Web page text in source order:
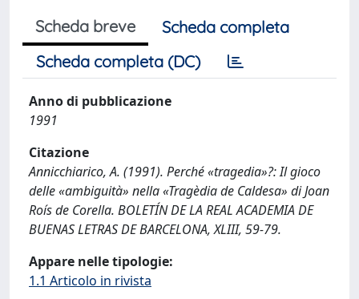
Scheda breve
Scheda completa
Scheda completa (DC)
Anno di pubblicazione
1991
Citazione
Annicchiarico, A. (1991). Perché «tragedia»?: Il gioco
delle «ambiguità» nella «Tragèdia de Caldesa» di Joan
Roís de Corella. BOLETÍN DE LA REAL ACADEMIA DE
BUENAS LETRAS DE BARCELONA, XLIII, 59-79.
Appare nelle tipologie:
1.1 Articolo in rivista